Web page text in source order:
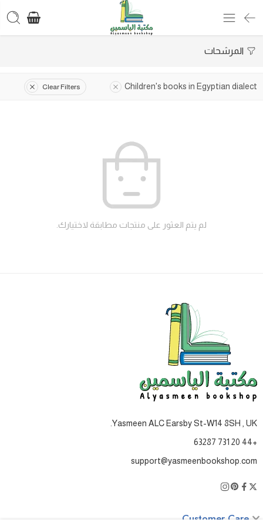
المرشحات
Children's books in Egyptian dialect
Clear Filters
لم يتم العثور على منتجات مطابقة لاختيارك.
Yasmeen ALC Earsby St-W14 8SH , UK.
+44 20 731 63287
support@yasmeenbookshop.com
Customer Care